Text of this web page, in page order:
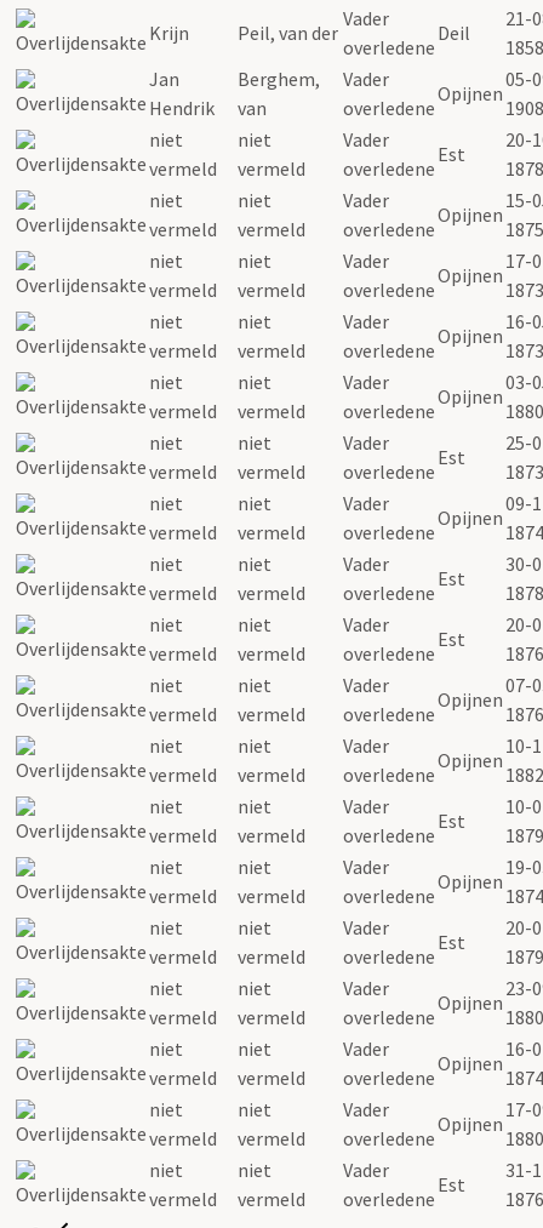
Krijn
Peil, van der
Vader
overledene
Deil
21-
1858
Jan
Hendrik
Berghem,
van
Vader
overledene
Opijnen
05-
1908
niet
vermeld
niet
vermeld
Vader
overledene
Est
20-
1878
niet
vermeld
niet
vermeld
Vader
overledene
Opijnen
15-
1875
niet
vermeld
niet
vermeld
Vader
overledene
Opijnen
17-
1873
niet
vermeld
niet
vermeld
Vader
overledene
Opijnen
16-
1873
niet
vermeld
niet
vermeld
Vader
overledene
Opijnen
03-
1880
niet
vermeld
niet
vermeld
Vader
overledene
Est
25-
1873
niet
vermeld
niet
vermeld
Vader
overledene
Opijnen
09-
1874
niet
vermeld
niet
vermeld
Vader
overledene
Est
30-
1878
niet
vermeld
niet
vermeld
Vader
overledene
Est
20-
1876
niet
vermeld
niet
vermeld
Vader
overledene
Opijnen
07-
1876
niet
vermeld
niet
vermeld
Vader
overledene
Opijnen
10-
1882
niet
vermeld
niet
vermeld
Vader
overledene
Est
10-
1879
niet
vermeld
niet
vermeld
Vader
overledene
Opijnen
19-
1874
niet
vermeld
niet
vermeld
Vader
overledene
Est
20-
1879
niet
vermeld
niet
vermeld
Vader
overledene
Opijnen
23-
1880
niet
vermeld
niet
vermeld
Vader
overledene
Opijnen
16-
1874
niet
vermeld
niet
vermeld
Vader
overledene
Opijnen
17-
1880
niet
vermeld
niet
vermeld
Vader
overledene
Est
31-
1876